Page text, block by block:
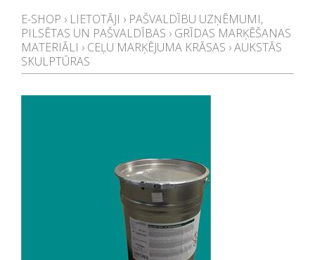
E-SHOP › LIETOTĀJI › PAŠVALDĪBU UZŅĒMUMI,
PILSĒTAS UN PAŠVALDĪBAS › GRĪDAS MARĶĒŠANAS
MATERIĀLI › CEĻU MARĶĒJUMA KRĀSAS ›AUKSTĀS
SKULPTŪRAS